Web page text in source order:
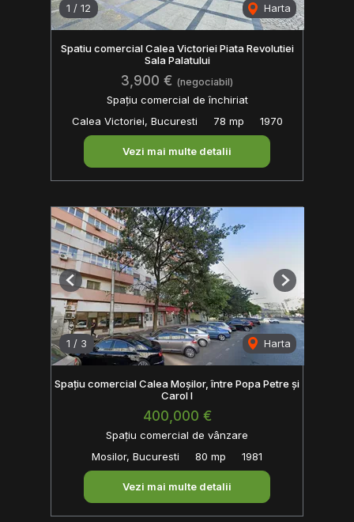
1 / 12 Harta
Spatiu comercial Calea Victoriei Piata Revolutiei
Sala Palatului
3,900 € (negociabil)
Spațiu comercial de închiriat
Calea Victoriei, Bucuresti
78 mp 1970
Vezi mai multe detalii
1 / 3 Harta
Previous Next
Spațiu comercial Calea Moșilor, între Popa Petre și
Carol I
400,000 €
Spațiu comercial de vânzare
Mosilor, Bucuresti
80 mp 1981
Vezi mai multe detalii